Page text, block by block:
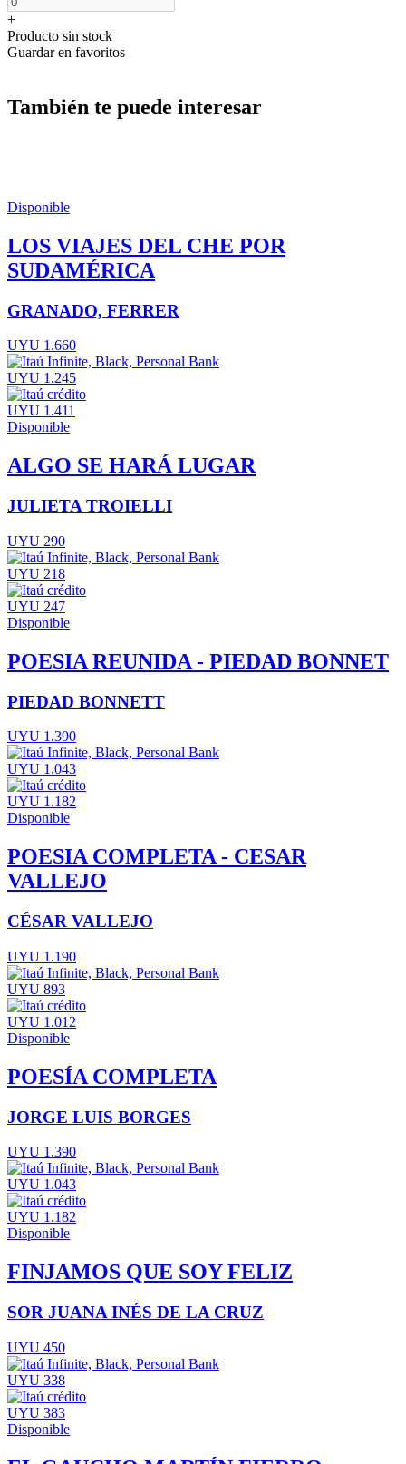
+
Producto sin stock
Guardar en favoritos
También te puede interesar
Disponible
LOS VIAJES DEL CHE POR
SUDAMÉRICA
GRANADO, FERRER
UYU 1.660
UYU 1.245
UYU 1.411
Disponible
ALGO SE HARÁ LUGAR
JULIETA TROIELLI
UYU 290
UYU 218
UYU 247
Disponible
POESIA REUNIDA - PIEDAD BONNET
PIEDAD BONNETT
UYU 1.390
UYU 1.043
UYU 1.182
Disponible
POESIA COMPLETA - CESAR
VALLEJO
CÉSAR VALLEJO
UYU 1.190
UYU 893
UYU 1.012
Disponible
POESÍA COMPLETA
JORGE LUIS BORGES
UYU 1.390
UYU 1.043
UYU 1.182
Disponible
FINJAMOS QUE SOY FELIZ
SOR JUANA INÉS DE LA CRUZ
UYU 450
UYU 338
UYU 383
Disponible